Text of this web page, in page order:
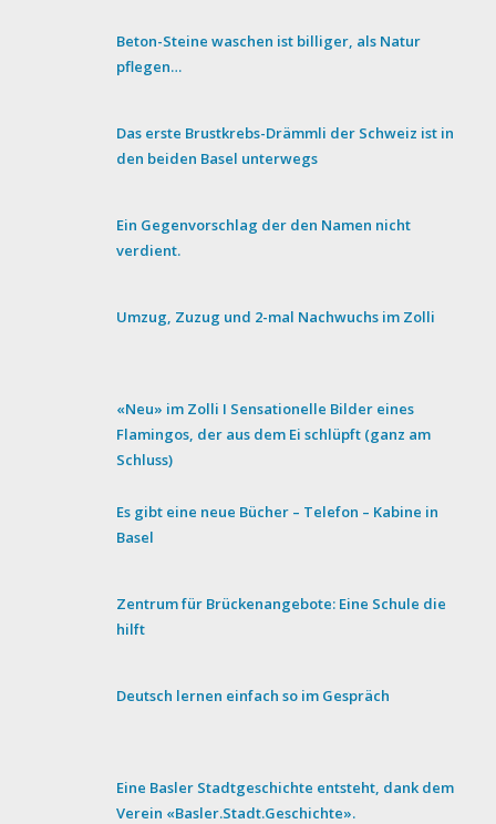
Beton-Steine waschen ist billiger, als Natur
pflegen…
Das erste Brustkrebs-Drämmli der Schweiz ist in
den beiden Basel unterwegs
Ein Gegenvorschlag der den Namen nicht
verdient.
Umzug, Zuzug und 2-mal Nachwuchs im Zolli
«Neu» im Zolli I Sensationelle Bilder eines
Flamingos, der aus dem Ei schlüpft (ganz am
Schluss)
Es gibt eine neue Bücher – Telefon – Kabine in
Basel
Zentrum für Brückenangebote: Eine Schule die
hilft
Deutsch lernen einfach so im Gespräch
Eine Basler Stadtgeschichte entsteht, dank dem
Verein «Basler.Stadt.Geschichte».